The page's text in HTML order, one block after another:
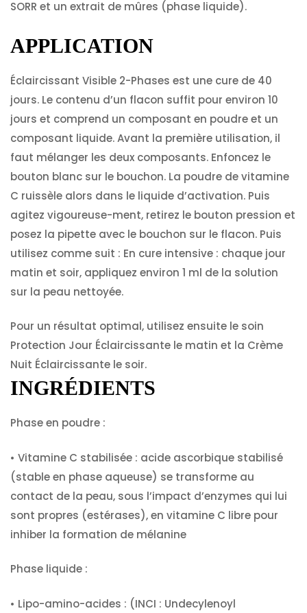
SORR et un extrait de mûres (phase liquide).
APPLICATION
Éclaircissant Visible 2-Phases est une cure de 40
jours. Le contenu d’un flacon suffit pour environ 10
jours et comprend un composant en poudre et un
composant liquide. Avant la première utilisation, il
faut mélanger les deux composants. Enfoncez le
bouton blanc sur le bouchon. La poudre de vitamine
C ruissèle alors dans le liquide d’activation. Puis
agitez vigoureuse-ment, retirez le bouton pression et
posez la pipette avec le bouchon sur le flacon. Puis
utilisez comme suit : En cure intensive : chaque jour
matin et soir, appliquez environ 1 ml de la solution
sur la peau nettoyée.
Pour un résultat optimal, utilisez ensuite le soin
Protection Jour Éclaircissante le matin et la Crème
Nuit Éclaircissante le soir.
INGRÉDIENTS
Phase en poudre :
• Vitamine C stabilisée : acide ascorbique stabilisé
(stable en phase aqueuse) se transforme au
contact de la peau, sous l’impact d’enzymes qui lui
sont propres (estérases), en vitamine C libre pour
inhiber la formation de mélanine
Phase liquide :
• Lipo-amino-acides : (INCI : Undecylenoyl